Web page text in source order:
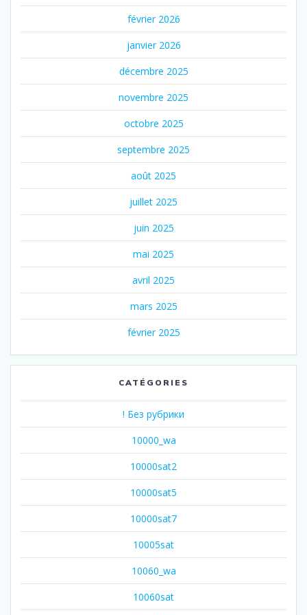
février 2026
janvier 2026
décembre 2025
novembre 2025
octobre 2025
septembre 2025
août 2025
juillet 2025
juin 2025
mai 2025
avril 2025
mars 2025
février 2025
CATÉGORIES
! Без рубрики
10000_wa
10000sat2
10000sat5
10000sat7
10005sat
10060_wa
10060sat